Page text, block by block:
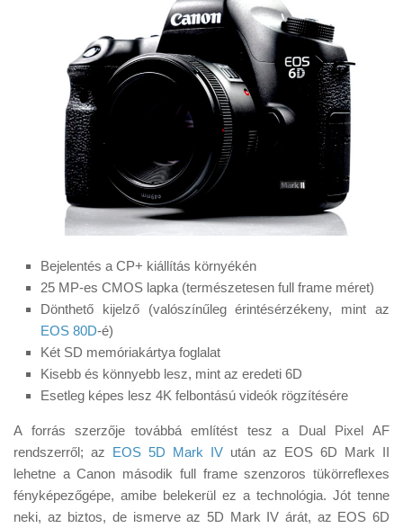
Bejelentés a CP+ kiállítás környékén
25 MP-es CMOS lapka (természetesen full frame méret)
Dönthető kijelző (valószínűleg érintésérzékeny, mint az
EOS 80D-é)
Két SD memóriakártya foglalat
Kisebb és könnyebb lesz, mint az eredeti 6D
Esetleg képes lesz 4K felbontású videók rögzítésére
A forrás szerzője továbbá említést tesz a Dual Pixel AF
rendszerről; az EOS 5D Mark IV után az EOS 6D Mark II
lehetne a Canon második full frame szenzoros tükörreflexes
fényképezőgépe, amibe belekerül ez a technológia. Jót tenne
neki, az biztos, de ismerve az 5D Mark IV árát, az EOS 6D